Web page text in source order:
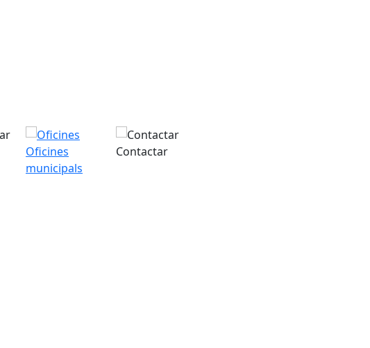
Oficines
municipals
Contactar